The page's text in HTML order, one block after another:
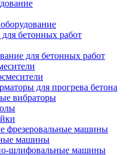
бетонных работ
для бетонных работ
для прогрева бетона
вибраторы
фрезеровальные машины
машины
шлифовальные машины